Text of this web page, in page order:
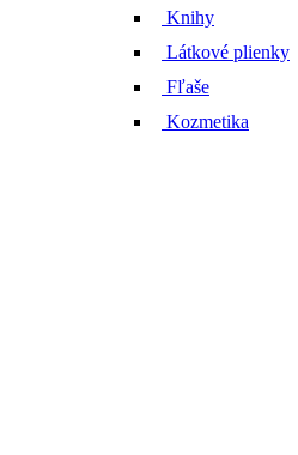
Knihy
Látkové plienky
Fľaše
Kozmetika